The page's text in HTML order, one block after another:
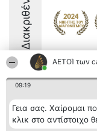
ΑΕΤΟΊ των
09:19
Γεια σας. Χαίρομαι
κλικ στο αντίστοιχο
Διακριθέντες
Διοργανωτής της
κατάταξης